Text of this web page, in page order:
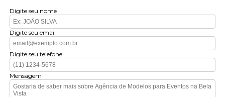
Digite seu nome
Digite seu email
Digite seu telefone
Mensagem